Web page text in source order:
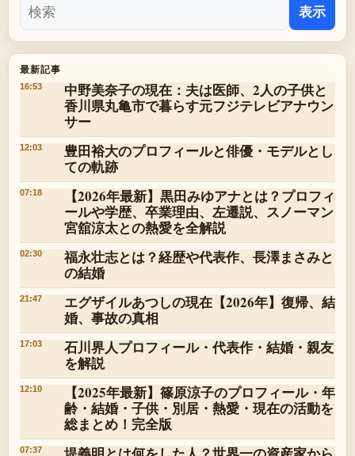
表示
最新記事
16:53
中野美奈子の現在：夫は医師、2人の子供と
香川県丸亀市で暮らす元フジテレビアナウン
サー
12:03
豊田裕大のプロフィールと俳優・モデルとし
ての軌跡
07:18
【2026年最新】黒田みゆアナとは？プロフィ
ールや学歴、卒業理由、左遷説、スノーマン
宮舘涼太との熱愛を全解説
02:30
福永壮志とは？経歴や代表作、長澤まさみと
の結婚
21:47
エグザイルあつしの現在【2026年】復帰、結
婚、事故の真相
17:03
石川界人プロフィール・代表作・結婚・親友
を解説
12:10
【2025年最新】篠原涼子のプロフィール・年
齢・結婚・子供・別居・熱愛・現在の活動を
総まとめ！完全版
07:37